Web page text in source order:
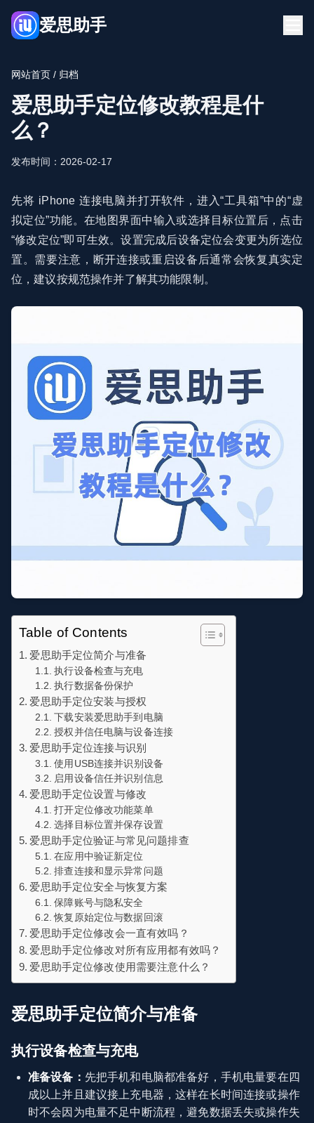
爱思助手
博客
常见问题
立即下载
网站首页 / 归档
爱思助手定位修改教程是什
么？
发布时间：2026-02-17
先将 iPhone 连接电脑并打开软件，进入“工具箱”中的“虚
拟定位”功能。在地图界面中输入或选择目标位置后，点击
“修改定位”即可生效。设置完成后设备定位会变更为所选位
置。需要注意，断开连接或重启设备后通常会恢复真实定
位，建议按规范操作并了解其功能限制。
Table of Contents
爱思助手定位简介与准备
执行设备检查与充电
执行数据备份保护
爱思助手定位安装与授权
下载安装爱思助手到电脑
授权并信任电脑与设备连接
爱思助手定位连接与识别
使用USB连接并识别设备
启用设备信任并识别信息
爱思助手定位设置与修改
打开定位修改功能菜单
选择目标位置并保存设置
爱思助手定位验证与常见问题排查
在应用中验证新定位
排查连接和显示异常问题
爱思助手定位安全与恢复方案
保障账号与隐私安全
恢复原始定位与数据回滚
爱思助手定位修改会一直有效吗？
爱思助手定位修改对所有应用都有效吗？
爱思助手定位修改使用需要注意什么？
爱思助手定位简介与准备
执行设备检查与充电
准备设备： 先把手机和电脑都准备好，手机电量要在四
成以上并且建议接上充电器，这样在长时间连接或操作
时不会因为电量不足中断流程，避免数据丢失或操作失